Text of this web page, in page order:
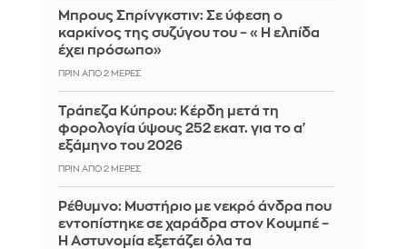
Μπρους Σπρίνγκστιν: Σε ύφεση ο
καρκίνος της συζύγου του – «Η ελπίδα
έχει πρόσωπο»
ΠΡΙΝ ΑΠΌ 2 ΜΈΡΕΣ
Τράπεζα Κύπρου: Κέρδη μετά τη
φορολογία ύψους 252 εκατ. για το α'
εξάμηνο του 2026
ΠΡΙΝ ΑΠΌ 2 ΜΈΡΕΣ
Ρέθυμνο: Μυστήριο με νεκρό άνδρα που
εντοπίστηκε σε χαράδρα στον Κουμπέ –
Η Αστυνομία εξετάζει όλα τα